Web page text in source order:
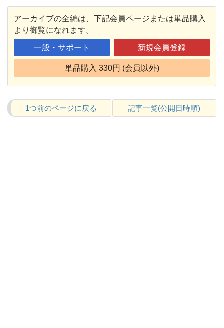
アーカイブの全編は、下記会員ページまたは単品購入
より御覧になれます。
一般・サポート 新規会員登録
単品購入 330円 (会員以外)
1つ前のページに戻る 記事一覧(公開日時順)